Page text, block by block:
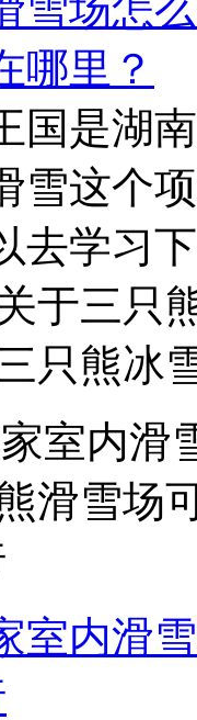
哪里？
国是湖
雪这个
去学习
于三只
只熊冰
室内滑